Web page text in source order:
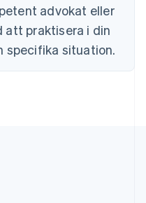
advokat eller
att praktisera i din
specifika situation.